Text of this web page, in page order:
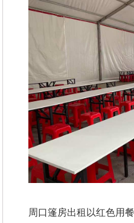
周口篷房出租以红色用